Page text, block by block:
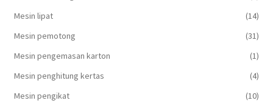
Mesin lipat
(14)
Mesin pemotong
(31)
Mesin pengemasan karton
(1)
Mesin penghitung kertas
(4)
Mesin pengikat
(10)